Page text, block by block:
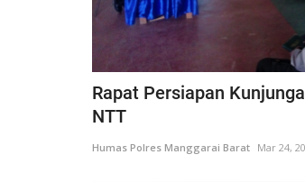
Rapat Persiapan
NTT
Humas Polres Manggarai Barat Mar 24,